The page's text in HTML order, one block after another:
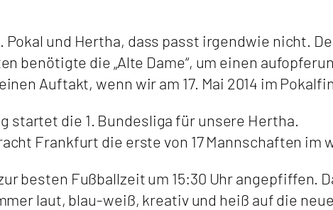
und Hertha, dass passt irgendwie nicht.
benötigte die „Alte Dame“, um einen
Auftakt, wenn wir am 17. Mai 2014 im
startet die 1. Bundesliga für unsere Hertha.
Frankfurt die erste von 17 Mannschaften im
besten Fußballzeit um 15:30 Uhr angepfiffen.
laut, blau-weiß, kreativ und heiß auf die